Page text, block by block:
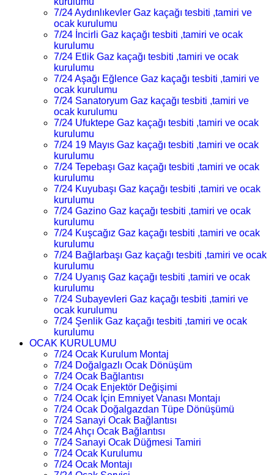
7/24 Aydınlıkevler Gaz kaçağı tesbiti ,tamiri ve
ocak kurulumu
7/24 İncirli Gaz kaçağı tesbiti ,tamiri ve ocak
kurulumu
7/24 Etlik Gaz kaçağı tesbiti ,tamiri ve ocak
kurulumu
7/24 Aşağı Eğlence Gaz kaçağı tesbiti ,tamiri ve
ocak kurulumu
7/24 Sanatoryum Gaz kaçağı tesbiti ,tamiri ve
ocak kurulumu
7/24 Ufuktepe Gaz kaçağı tesbiti ,tamiri ve ocak
kurulumu
7/24 19 Mayıs Gaz kaçağı tesbiti ,tamiri ve ocak
kurulumu
7/24 Tepebaşı Gaz kaçağı tesbiti ,tamiri ve ocak
kurulumu
7/24 Kuyubaşı Gaz kaçağı tesbiti ,tamiri ve ocak
kurulumu
7/24 Gazino Gaz kaçağı tesbiti ,tamiri ve ocak
kurulumu
7/24 Kuşcağız Gaz kaçağı tesbiti ,tamiri ve ocak
kurulumu
7/24 Bağlarbaşı Gaz kaçağı tesbiti ,tamiri ve ocak
kurulumu
7/24 Uyanış Gaz kaçağı tesbiti ,tamiri ve ocak
kurulumu
7/24 Subayevleri Gaz kaçağı tesbiti ,tamiri ve
ocak kurulumu
7/24 Şenlik Gaz kaçağı tesbiti ,tamiri ve ocak
kurulumu
OCAK KURULUMU
7/24 Ocak Kurulum Montaj
7/24 Doğalgazlı Ocak Dönüşüm
7/24 Ocak Bağlantısı
7/24 Ocak Enjektör Değişimi
7/24 Ocak İçin Emniyet Vanası Montajı
7/24 Ocak Doğalgazdan Tüpe Dönüşümü
7/24 Sanayi Ocak Bağlantısı
7/24 Ahçı Ocak Bağlantısı
7/24 Sanayi Ocak Düğmesi Tamiri
7/24 Ocak Kurulumu
7/24 Ocak Montajı